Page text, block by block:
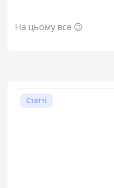
На цьому все 😉
Статті